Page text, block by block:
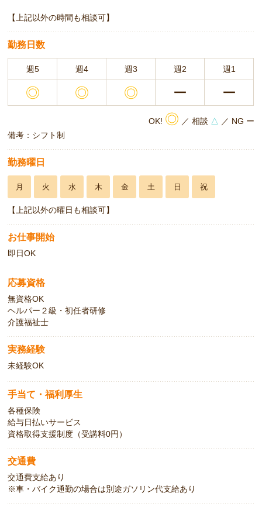
【上記以外の時間も相談可】
勤務日数
週5 週4 週3 週2 週1
◎ ◎ ◎ ー ー
OK! ◎ ／ 相談 △ ／ NG ー
備考：シフト制
勤務曜日
月 火 水 木 金 土 日 祝
【上記以外の曜日も相談可】
お仕事開始
即日OK
応募資格
無資格OK
ヘルパー２級・初任者研修
介護福祉士
実務経験
未経験OK
手当て・福利厚生
各種保険
給与日払いサービス
資格取得支援制度（受講料0円）
交通費
交通費支給あり
※車・バイク通勤の場合は別途ガソリン代支給あり